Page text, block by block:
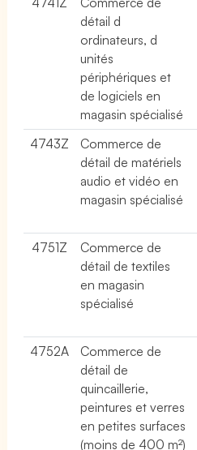
détail d
ordinateurs, d
unités
périphériques et
de logiciels en
magasin spécialisé
4743Z
Commerce de
détail de matériels
audio et vidéo en
magasin spécialisé
4751Z
Commerce de
détail de textiles
en magasin
spécialisé
4752A
Commerce de
détail de
quincaillerie,
peintures et verres
en petites surfaces
(moins de 400 m²)